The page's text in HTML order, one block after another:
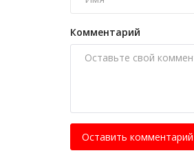
Комментарий
Оставить комментарий